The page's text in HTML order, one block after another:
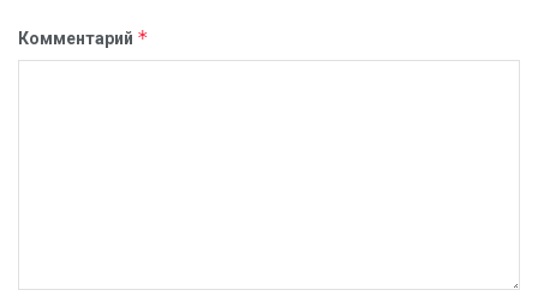
Комментарий *